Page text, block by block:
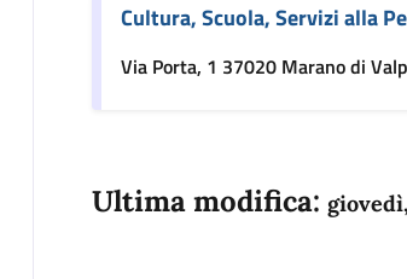
Cultura, Scuola, Servizi alla
Via Porta, 1 37020 Marano di
Ultima modifica: